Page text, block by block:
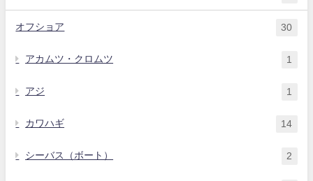
オフショア 30
アカムツ・クロムツ 1
アジ 1
カワハギ 14
シーバス（ボート） 2